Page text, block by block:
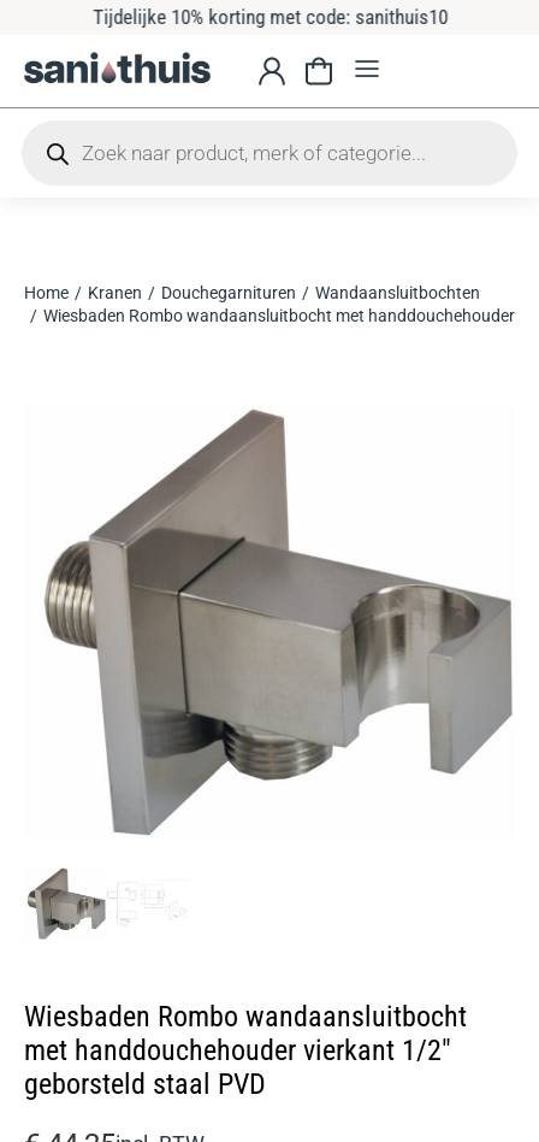
Tijdelijke 10% korting met code: sanithuis10
Je bent hier:
Home Kranen Douchegarnituren
Wandaansluitbochten
Wiesbaden Rombo wandaansluitbocht met handdouchehouder
Wiesbaden Rombo wandaansluitbocht
met handdouchehouder vierkant 1/2″
geborsteld staal PVD